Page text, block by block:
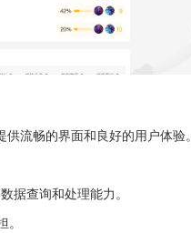
流畅的界面和良好的用户体验。
据查询和处理能力。